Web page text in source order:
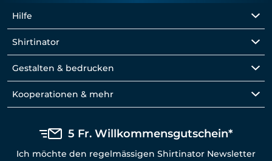
Hilfe
Shirtinator
Gestalten & bedrucken
Kooperationen & mehr
5 Fr. Willkommensgutschein*
Ich möchte den regelmässigen Shirtinator Newsletter